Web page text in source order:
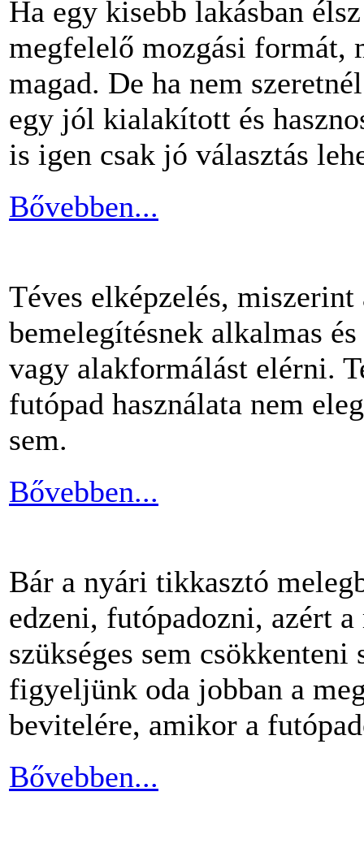
Ha egy kisebb lakásban
megfelelő mozgási formát,
magad. De ha nem
egy jól kialakított és
is igen csak jó választás
Bővebben...
Téves elképzelés, miszerint
bemelegítésnek alkalmas
vagy alakformálást elérni.
futópad használata nem
sem.
Bővebben...
Bár a nyári tikkasztó
edzeni, futópadozni, azért
szükséges sem
figyeljünk oda jobban a
bevitelére, amikor a
Bővebben...